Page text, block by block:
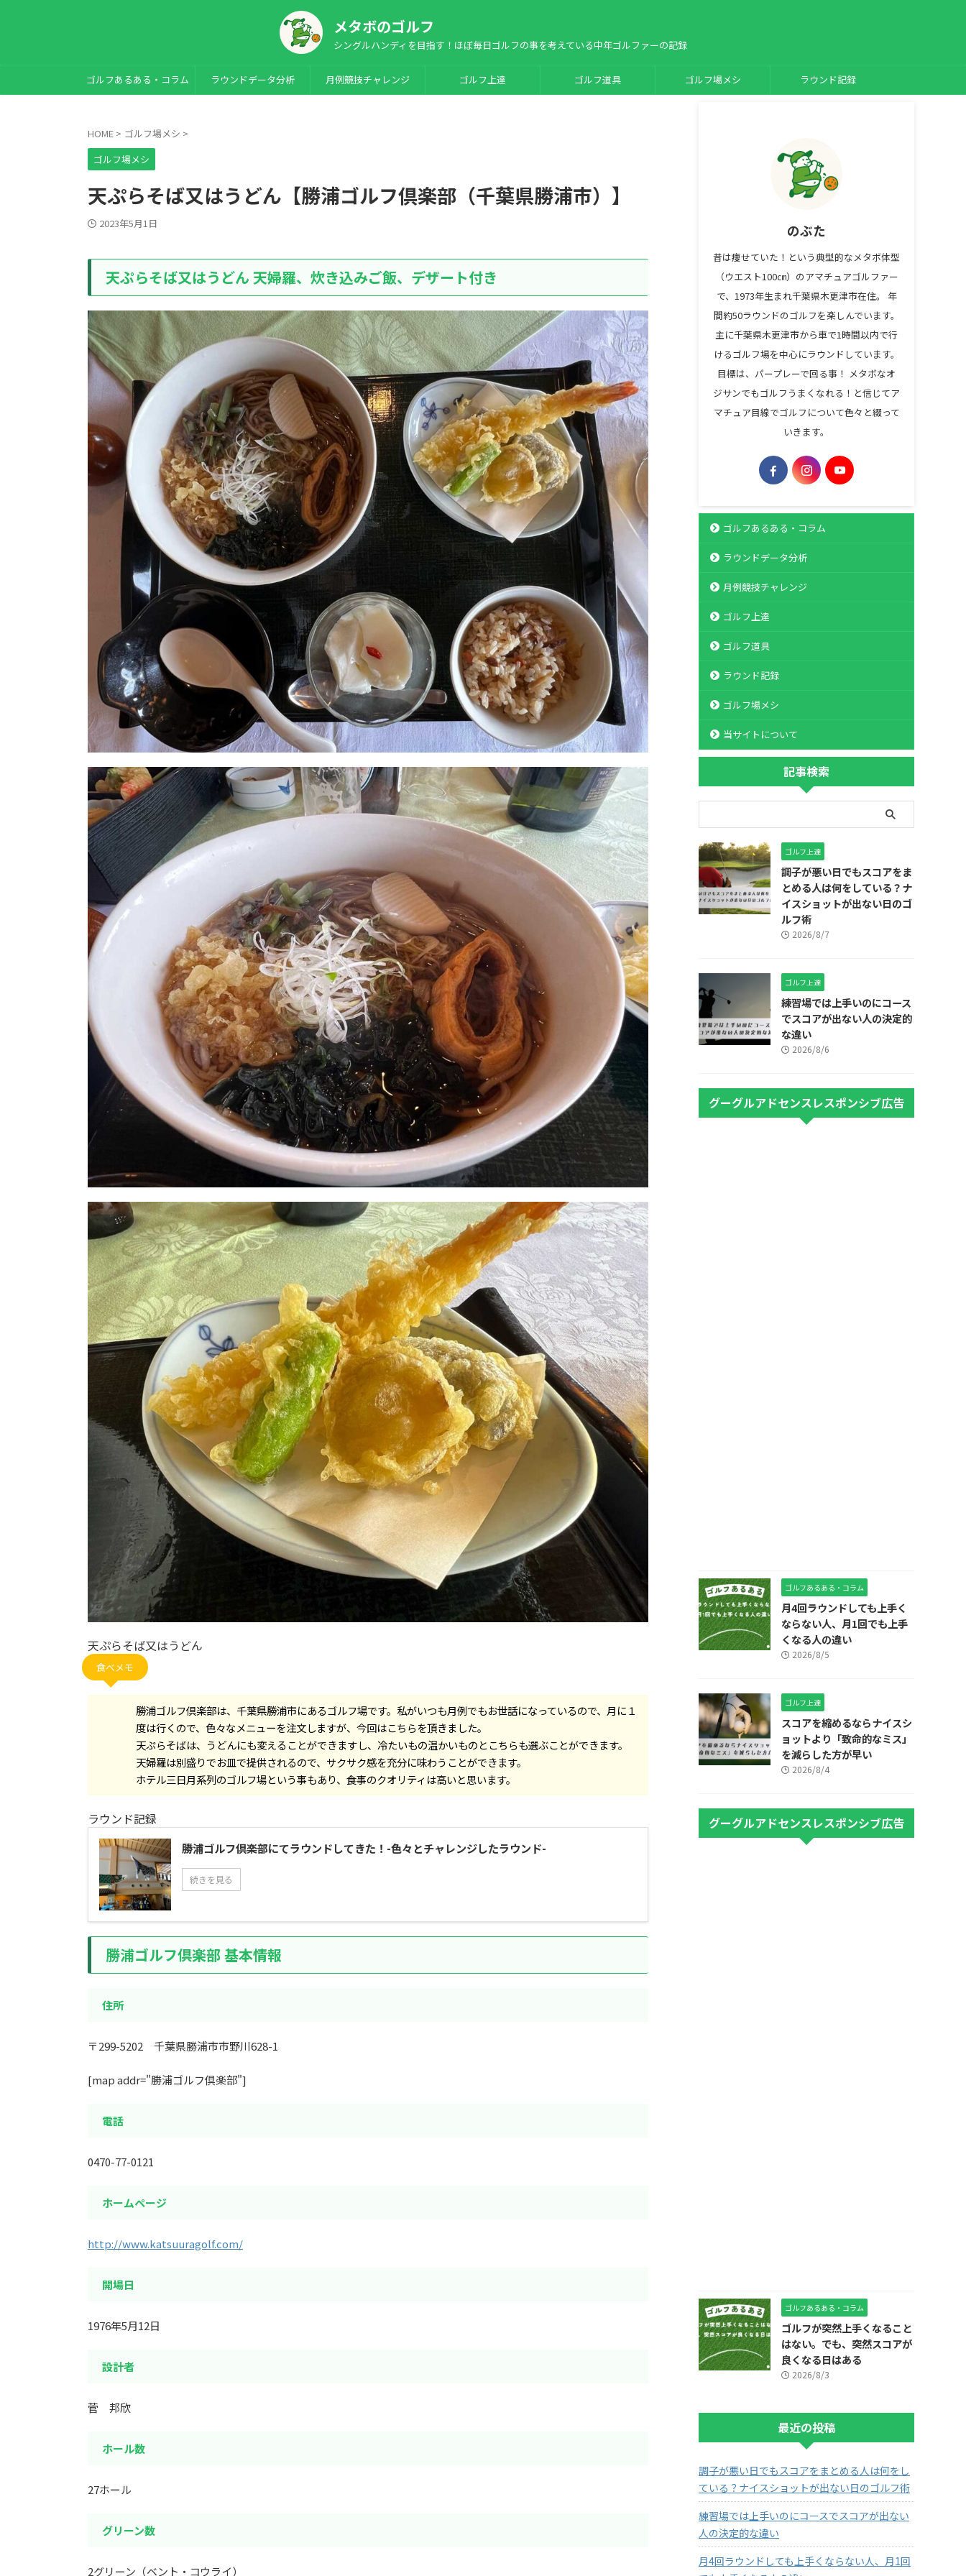
メタボのゴルフ
シングルハンディを目指す！ほぼ毎日ゴルフの事を考えている中年ゴルファーの記録
ゴルフあるある・コラム ラウンドデータ分析 月例競技チャレンジ ゴルフ上達 ゴルフ道具 ゴルフ場メシ ラウンド記録
HOME > ゴルフ場メシ >
ゴルフ場メシ
天ぷらそば又はうどん【勝浦ゴルフ倶楽部（千葉県勝浦市）】
2023年5月1日
天ぷらそば又はうどん 天婦羅、炊き込みご飯、デザート付き
天ぷらそば又はうどん
食べメモ
勝浦ゴルフ倶楽部は、千葉県勝浦市にあるゴルフ場です。私がいつも月例でもお世話になっているので、月に１
度は行くので、色々なメニューを注文しますが、今回はこちらを頂きました。
天ぷらそばは、うどんにも変えることができますし、冷たいもの温かいものとこちらも選ぶことができます。
天婦羅は別盛りでお皿で提供されるので、サクサク感を充分に味わうことができます。
ホテル三日月系列のゴルフ場という事もあり、食事のクオリティは高いと思います。
ラウンド記録
勝浦ゴルフ倶楽部にてラウンドしてきた！-色々とチャレンジしたラウンド-
続きを見る
勝浦ゴルフ倶楽部 基本情報
住所
〒299-5202 千葉県勝浦市市野川628-1
[map addr="勝浦ゴルフ倶楽部"]
電話
0470-77-0121
ホームページ
http://www.katsuuragolf.com/
開場日
1976年5月12日
設計者
菅 邦欣
ホール数
27ホール
グリーン数
2グリーン（ベント・コウライ）
のぶた
昔は痩せていた！という典型的なメタボ体型
（ウエスト100㎝）のアマチュアゴルファー
で、1973年生まれ千葉県木更津市在住。 年
間約50ラウンドのゴルフを楽しんでいます。
主に千葉県木更津市から車で1時間以内で行
けるゴルフ場を中心にラウンドしています。
目標は、パープレーで回る事！ メタボなオ
ジサンでもゴルフうまくなれる！と信じてア
マチュア目線でゴルフについて色々と綴って
いきます。
ゴルフあるある・コラム
ラウンドデータ分析
月例競技チャレンジ
ゴルフ上達
ゴルフ道具
ラウンド記録
ゴルフ場メシ
当サイトについて
記事検索
ゴルフ上達
調子が悪い日でもスコアをま
とめる人は何をしている？ナ
イスショットが出ない日のゴ
ルフ術
2026/8/7
ゴルフ上達
練習場では上手いのにコース
でスコアが出ない人の決定的
な違い
2026/8/6
グーグルアドセンスレスポンシブ広告
ゴルフあるある・コラム
月4回ラウンドしても上手く
ならない人、月1回でも上手
くなる人の違い
2026/8/5
ゴルフ上達
スコアを縮めるならナイスシ
ョットより「致命的なミス」
を減らした方が早い
2026/8/4
グーグルアドセンスレスポンシブ広告
ゴルフあるある・コラム
ゴルフが突然上手くなること
はない。でも、突然スコアが
良くなる日はある
2026/8/3
最近の投稿
調子が悪い日でもスコアをまとめる人は何をし
ている？ナイスショットが出ない日のゴルフ術
練習場では上手いのにコースでスコアが出ない
人の決定的な違い
月4回ラウンドしても上手くならない人、月1回